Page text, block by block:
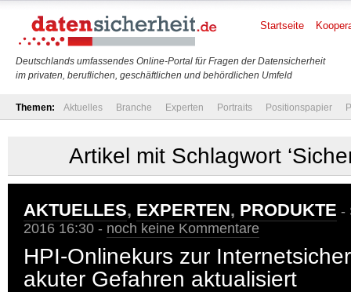
Deutschlands umfassendes Online-Portal für Fragen der Datensicherheit
im privaten, beruflichen, geschäftlichen und behördlichen Umfeld
Startseite
Themen: Aktuelles Branche Experten Portraits Positionspapier
Artikel mit Schlagwort
AKTUELLES, EXPERTEN, PRODUKTE -
2016 16:30 - noch keine Kommentare
HPI-Onlinekurs zur
akuter Gefahren aktualisiert